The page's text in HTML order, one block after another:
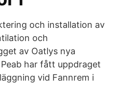
och installation av
och
av Oatlys nya
har fått uppdraget
vid Fannrem i